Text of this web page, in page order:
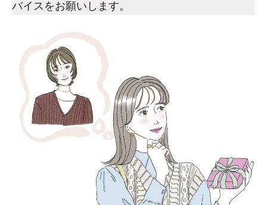
バイスをお願いします。